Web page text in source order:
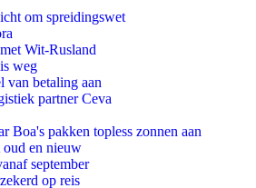
om spreidingswet
Wit-Rusland
weg
van betaling aan
partner Ceva
Boa's pakken topless zonnen aan
oud en nieuw
september
op reis